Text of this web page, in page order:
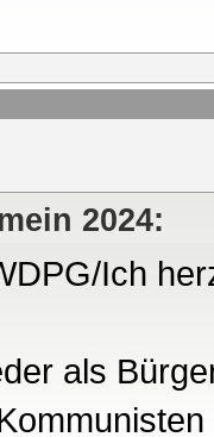
2024:
Ich
als